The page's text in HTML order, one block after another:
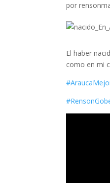
por
El haber
como en mi